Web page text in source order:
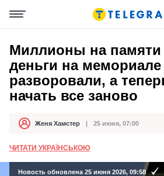
Миллионы на
деньги на
разворовали, а
начать все заново
АвторЖеня Хамстер
Дата публикации 25 июня, 07:00
ЧИТАТИ УКРАЇНСЬКОЮ
Новость обновлена 25 июня 2026, 09:58